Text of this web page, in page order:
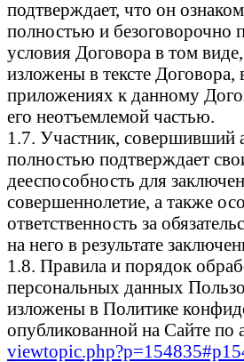
подтверждает, что он
полностью и безоговорочно
условия Договора в том
изложены в тексте Договора,
приложениях к данному
его неотъемлемой частью.
1.7. Участник, совершивший
полностью подтверждает
дееспособность для
совершеннолетие, а также
ответственность за
на него в результате
1.8. Правила и порядок
персональных данных
изложены в Политике
опубликованной на Сайте по